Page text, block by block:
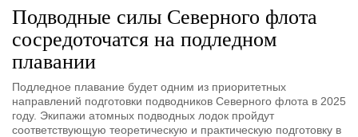
Подводные силы Северного флота
сосредоточатся на подледном
плавании
Подледное плавание будет одним из приоритетных
направлений подготовки подводников Северного флота в 2025
году. Экипажи атомных подводных лодок пройдут
соответствующую теоретическую и практическую подготовку в